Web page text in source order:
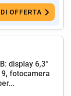
OFFERTA
display 6,3"
fotocamera